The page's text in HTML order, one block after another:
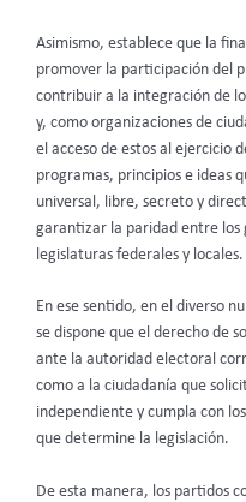
Asimismo, establece que la
promover la participación del
contribuir a la integración de
y, como organizaciones de
el acceso de estos al ejercicio
programas, principios e ideas
universal, libre, secreto y
garantizar la paridad entre los
legislaturas federales y locales.
En ese sentido, en el diverso
se dispone que el derecho de
ante la autoridad electoral
como a la ciudadanía que
independiente y cumpla con
que determine la legislación.
De esta manera, los partidos